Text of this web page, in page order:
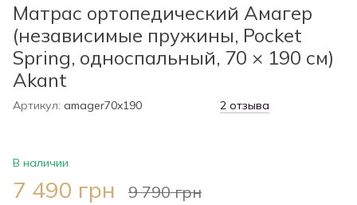
Матрас ортопедический Амагер
(независимые пружины, Pocket
Spring, односпальный, 70 × 190 см)
Akant
Артикул: amager70x190 2 отзыва
В наличии
7 490 грн 9 790 грн